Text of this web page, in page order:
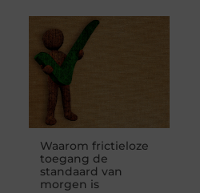
Waarom frictieloze
toegang de
standaard van
morgen is